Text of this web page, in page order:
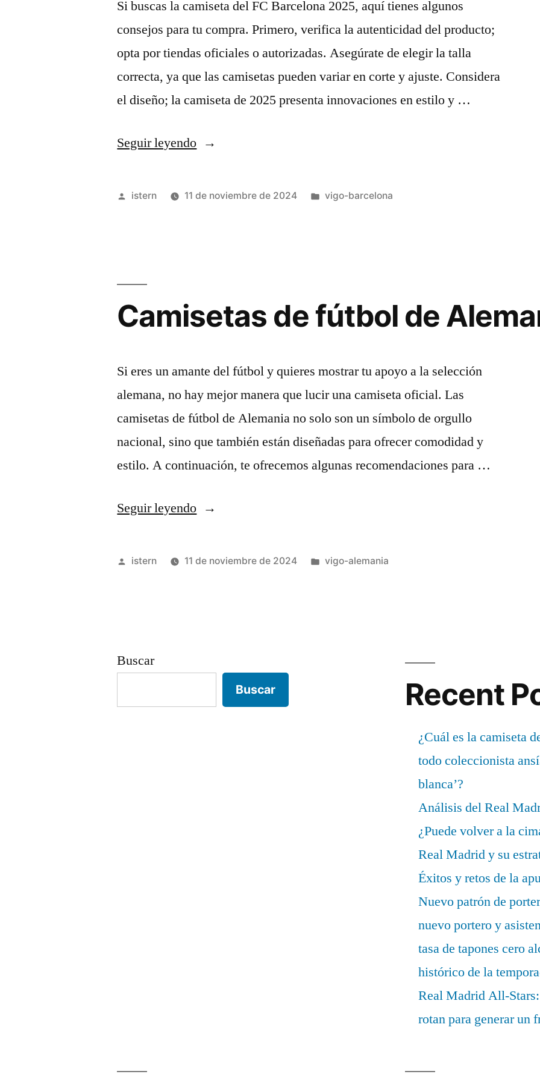
Si buscas la camiseta del FC Barcelona 2025, aquí tienes algunos
consejos para tu compra. Primero, verifica la autenticidad del producto;
opta por tiendas oficiales o autorizadas. Asegúrate de elegir la talla
correcta, ya que las camisetas pueden variar en corte y ajuste. Considera
el diseño; la camiseta de 2025 presenta innovaciones en estilo y …
Seguir leyendo«
MONACO
CHAMPIONS
»
Publicado
istern 11 de noviembre de 2024
Publicado
vigo-barcelona
Camisetas de fútbol de
Si eres un amante del fútbol y quieres mostrar tu apoyo a la selección
alemana, no hay mejor manera que lucir una camiseta oficial. Las
camisetas de fútbol de Alemania no solo son un símbolo de orgullo
nacional, sino que también están diseñadas para ofrecer comodidad y
estilo. A continuación, te ofrecemos algunas recomendaciones para …
Seguir leyendo«Camisetas
fútbol
Publicado
istern 11 de noviembre de 2024
Publicado
vigo-alemania
Buscar
Buscar Recent
¿Cuál es la camiseta
todo coleccionista
blanca’?
Análisis del Real
¿Puede volver a la
Real Madrid y su
Éxitos y retos de la
Nuevo patrón de
nuevo portero y
tasa de tapones cero
histórico de la
Real Madrid All-
rotan para generar un